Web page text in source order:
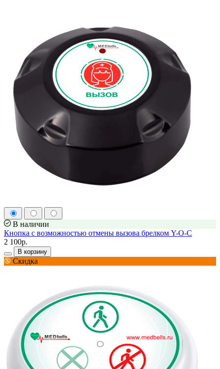
В наличии
Кнопка с возможностью отмены вызова брелком Y-O-C
2 100р.
В корзину
Скидка